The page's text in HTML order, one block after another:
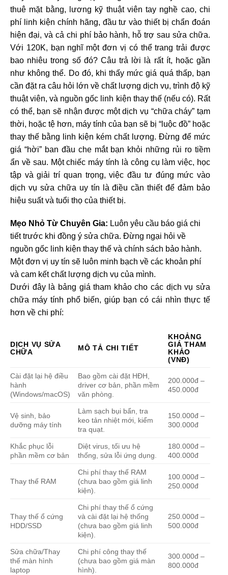
thuê mặt bằng, lương kỹ thuật viên tay nghề cao, chi
phí linh kiện chính hãng, đầu tư vào thiết bị chẩn đoán
hiện đại, và cả chi phí bảo hành, hỗ trợ sau sửa chữa.
Với 120K, bạn nghĩ một đơn vị có thể trang trải được
bao nhiêu trong số đó? Câu trả lời là rất ít, hoặc gần
như không thể. Do đó, khi thấy mức giá quá thấp, bạn
cần đặt ra câu hỏi lớn về chất lượng dịch vụ, trình độ kỹ
thuật viên, và nguồn gốc linh kiện thay thế (nếu có). Rất
có thể, bạn sẽ nhận được một dịch vụ “chữa cháy” tạm
thời, hoặc tệ hơn, máy tính của bạn sẽ bị “luộc đồ” hoặc
thay thế bằng linh kiện kém chất lượng. Đừng để mức
giá “hời” ban đầu che mắt bạn khỏi những rủi ro tiềm
ẩn về sau. Một chiếc máy tính là công cụ làm việc, học
tập và giải trí quan trọng, việc đầu tư đúng mức vào
dịch vụ sửa chữa uy tín là điều cần thiết để đảm bảo
hiệu suất và tuổi thọ của thiết bị.
Mẹo Nhỏ Từ Chuyên Gia: Luôn yêu cầu báo giá chi
tiết trước khi đồng ý sửa chữa. Đừng ngại hỏi về
nguồn gốc linh kiện thay thế và chính sách bảo hành.
Một đơn vị uy tín sẽ luôn minh bạch về các khoản phí
và cam kết chất lượng dịch vụ của mình.
Dưới đây là bảng giá tham khảo cho các dịch vụ sửa
chữa máy tính phổ biến, giúp bạn có cái nhìn thực tế
hơn về chi phí:
DỊCH VỤ SỬA
CHỮA
MÔ TẢ CHI TIẾT
KHOẢNG
GIÁ THAM
KHẢO
(VNĐ)
Cài đặt lại hệ điều
hành
(Windows/macOS)
Bao gồm cài đặt HĐH,
driver cơ bản, phần mềm
văn phòng.
200.000đ –
450.000đ
Vệ sinh, bảo
dưỡng máy tính
Làm sạch bụi bẩn, tra
keo tản nhiệt mới, kiểm
tra quạt.
150.000đ –
300.000đ
Khắc phục lỗi
phần mềm cơ bản
Diệt virus, tối ưu hệ
thống, sửa lỗi ứng dụng.
180.000đ –
400.000đ
Thay thế RAM
Chi phí thay thế RAM
(chưa bao gồm giá linh
kiện).
100.000đ –
250.000đ
Thay thế ổ cứng
HDD/SSD
Chi phí thay thế ổ cứng
và cài đặt lại hệ thống
(chưa bao gồm giá linh
kiện).
250.000đ –
500.000đ
Sửa chữa/Thay
thế màn hình
laptop
Chi phí công thay thế
(chưa bao gồm giá màn
hình).
300.000đ –
800.000đ